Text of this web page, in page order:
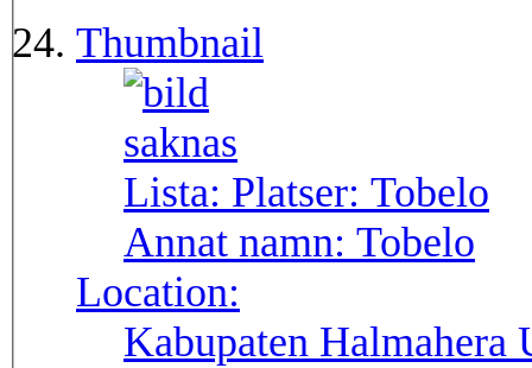
Thumbnail
Lista: Platser: Tobelo
Annat namn: Tobelo
Location:
Kabupaten Halmahera